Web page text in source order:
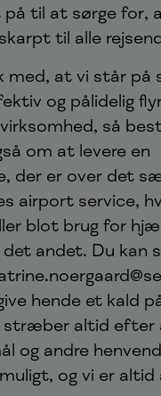
til at sørge for,
til alle
med, at vi står på
og pålidelig
så
om at levere en
der er over det
airport service,
blot brug for
andet. Du kan
hende et kald
stræber altid efter
og andre
og vi er